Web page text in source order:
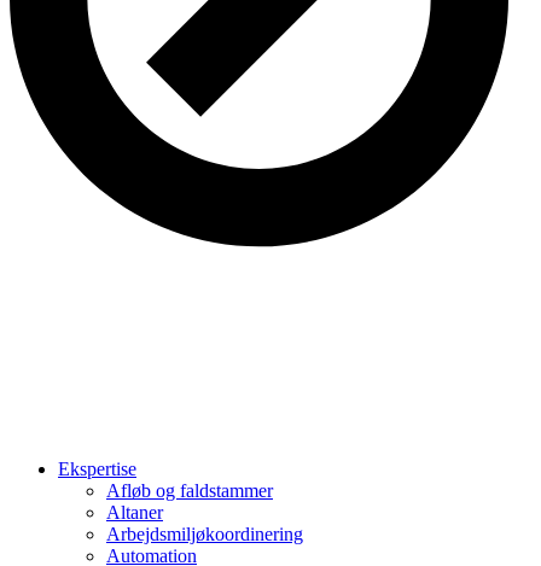
Ekspertise
Afløb og faldstammer
Altaner
Arbejdsmiljøkoordinering
Automation